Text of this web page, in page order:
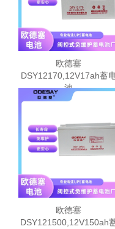
欧德塞
DSY12170,12V17ah蓄
池
欧德塞
DSY121500,12V150ah